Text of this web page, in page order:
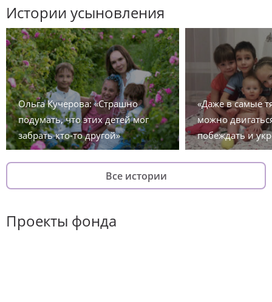
Истории усыновления
Ольга Кучерова: «Страшно
подумать, что этих детей мог
забрать кто-то другой»
«Даже в самые
можно
побеждать и
Все истории
Проекты фонда